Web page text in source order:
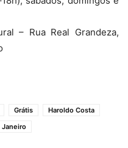
– Rua Real Grandeza,
Grátis
Haroldo Costa
Janeiro